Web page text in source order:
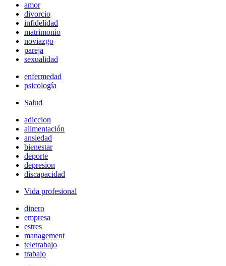
amor
divorcio
infidelidad
matrimonio
noviazgo
pareja
sexualidad
enfermedad
psicología
Salud
adiccion
alimentación
ansiedad
bienestar
deporte
depresion
discapacidad
Vida profesional
dinero
empresa
estres
management
teletrabajo
trabajo